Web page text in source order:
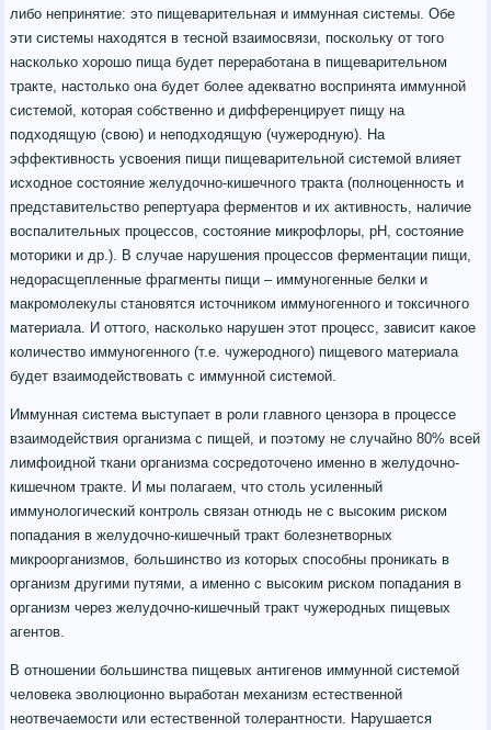
либо непринятие: это пищеварительная и иммунная системы. Обе
эти системы находятся в тесной взаимосвязи, поскольку от того
насколько хорошо пища будет переработана в пищеварительном
тракте, настолько она будет более адекватно воспринята иммунной
системой, которая собственно и дифференцирует пищу на
подходящую (свою) и неподходящую (чужеродную). На
эффективность усвоения пищи пищеварительной системой влияет
исходное состояние желудочно-кишечного тракта (полноценность и
представительство репертуара ферментов и их активность, наличие
воспалительных процессов, состояние микрофлоры, рН, состояние
моторики и др.). В случае нарушения процессов ферментации пищи,
недорасщепленные фрагменты пищи – иммуногенные белки и
макромолекулы становятся источником иммуногенного и токсичного
материала. И оттого, насколько нарушен этот процесс, зависит какое
количество иммуногенного (т.е. чужеродного) пищевого материала
будет взаимодействовать с иммунной системой.
Иммунная система выступает в роли главного цензора в процессе
взаимодействия организма с пищей, и поэтому не случайно 80% всей
лимфоидной ткани организма сосредоточено именно в желудочно-
кишечном тракте. И мы полагаем, что столь усиленный
иммунологический контроль связан отнюдь не с высоким риском
попадания в желудочно-кишечный тракт болезнетворных
микроорганизмов, большинство из которых способны проникать в
организм другими путями, а именно с высоким риском попадания в
организм через желудочно-кишечный тракт чужеродных пищевых
агентов.
В отношении большинства пищевых антигенов иммунной системой
человека эволюционно выработан механизм естественной
неотвечаемости или естественной толерантности. Нарушается